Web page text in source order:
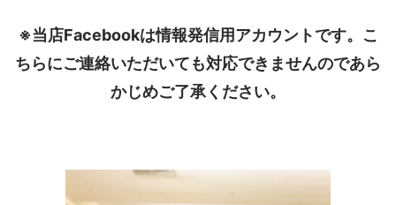
※当店Facebookは情報発信用アカウントです。こ
ちらにご連絡いただいても対応できませんのであら
かじめご了承ください。